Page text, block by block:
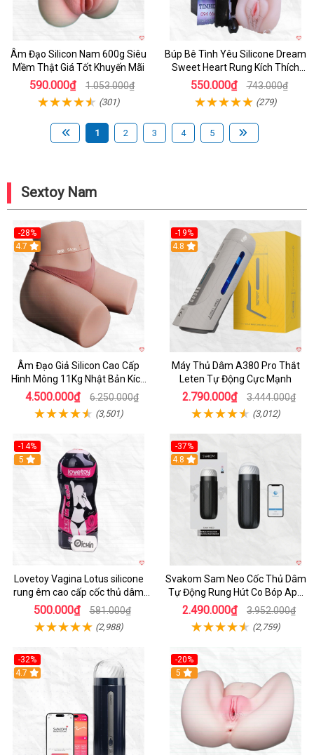
Âm Đạo Silicon Nam 600g Siêu
Mềm Thật Giá Tốt Khuyến Mãi
590.000₫ 1.053.000₫
(301)
Búp Bê Tình Yêu Silicone Dream
Sweet Heart Rung Kích Thích
Mua
550.000₫ 743.000₫
(279)
1 2 3 4 5
Sextoy Nam
-28%
4.7
Âm Đạo Giả Silicon Cao Cấp
Hình Mông 11Kg Nhật Bản Kích
Thước Như Thật
4.500.000₫ 6.250.000₫
(3,501)
-19%
Hot
4.8
Máy Thủ Dâm A380 Pro Thắt
Leten Tự Động Cực Mạnh
2.790.000₫ 3.444.000₫
(3,012)
-14%
Hot
5
Lovetoy Vagina Lotus silicone
rung êm cao cấp cốc thủ dâm
nam
500.000₫ 581.000₫
(2,988)
-37%
4.8
Svakom Sam Neo Cốc Thủ Dâm
Tự Động Rung Hút Co Bóp App
Điều Khiển
2.490.000₫ 3.952.000₫
(2,759)
-32%
Hot
4.7
-20%
Hot
5